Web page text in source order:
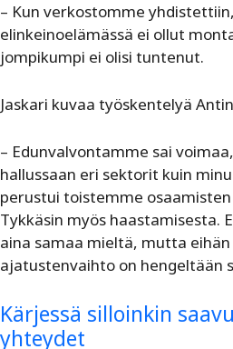
– Kun verkostomme
elinkeinoelämässä ei ollut
jompikumpi ei olisi tuntenut.
Jaskari kuvaa työskentelyä
– Edunvalvontamme sai
hallussaan eri sektorit kuin
perustui toistemme
Tykkäsin myös haastamisesta.
aina samaa mieltä, mutta
ajatustenvaihto on hengeltään
Kärjessä silloinkin
yhteydet